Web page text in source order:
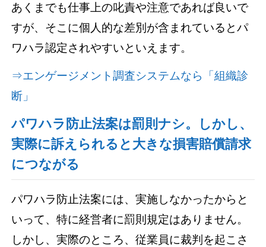
あくまでも仕事上の叱責や注意であれば良いで
すが、そこに個人的な差別が含まれているとパ
ワハラ認定されやすいといえます。
⇒エンゲージメント調査システムなら「組織診
断」
パワハラ防止法案は罰則ナシ。しかし、
実際に訴えられると大きな損害賠償請求
につながる
パワハラ防止法案には、実施しなかったからと
いって、特に経営者に罰則規定はありません。
しかし、実際のところ、従業員に裁判を起こさ